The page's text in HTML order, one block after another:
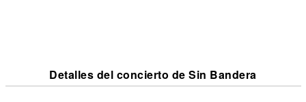
Detalles del concierto de Sin Bandera